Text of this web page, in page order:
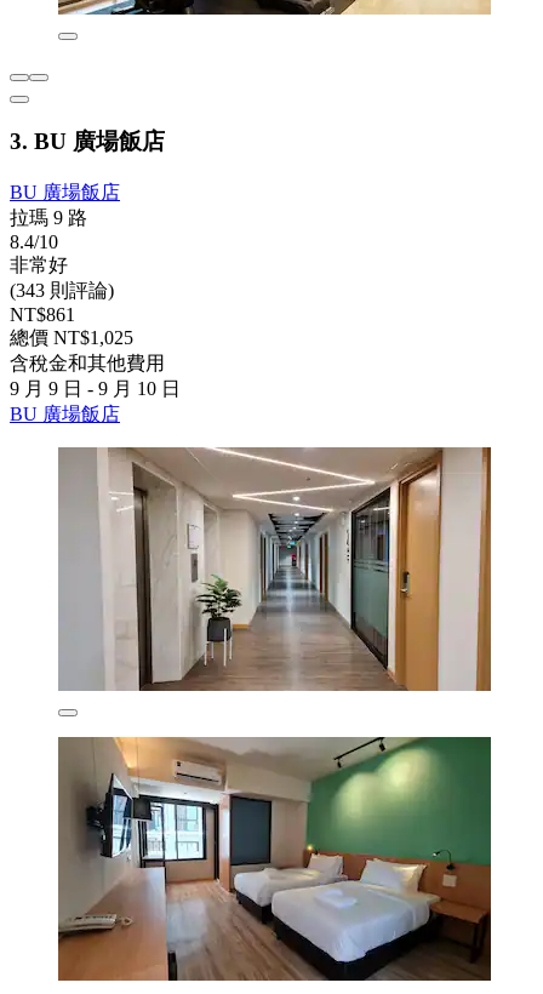
3. BU 廣場飯店
BU 廣場飯店
拉瑪 9 路
8.4/10
非常好
(343 則評論)
NT$861
總價 NT$1,025
含稅金和其他費用
9 月 9 日 - 9 月 10 日
BU 廣場飯店